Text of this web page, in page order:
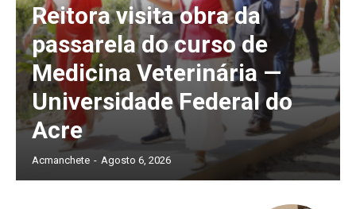
Reitora visita obra da
passarela do curso de
Medicina Veterinária —
Universidade Federal do
Acre
Acmanchete - Agosto 6, 2026